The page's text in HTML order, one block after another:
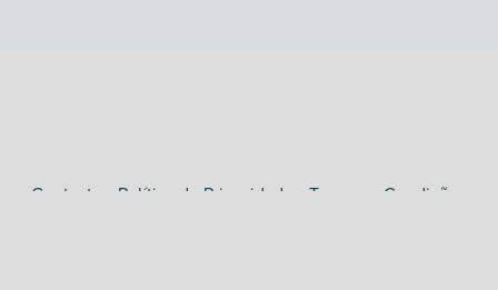
Contacto Política de Privacidade
Termos e Condições